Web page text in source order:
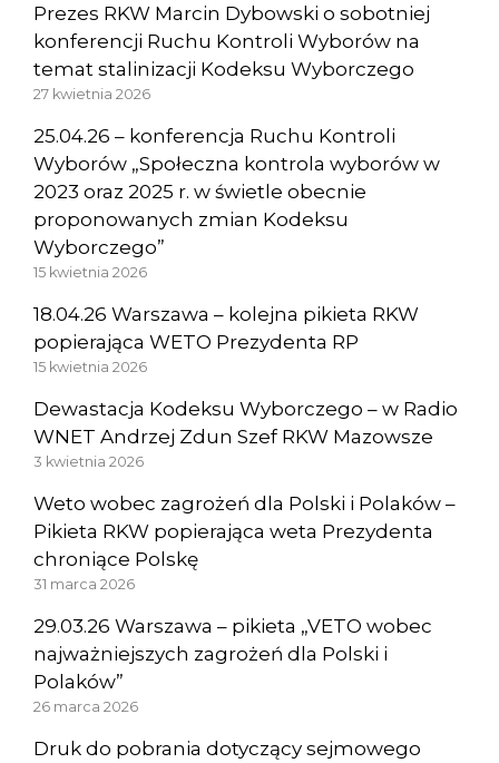
Prezes RKW Marcin Dybowski o sobotniej
konferencji Ruchu Kontroli Wyborów na
temat stalinizacji Kodeksu Wyborczego
27 kwietnia 2026
25.04.26 – konferencja Ruchu Kontroli
Wyborów „Społeczna kontrola wyborów w
2023 oraz 2025 r. w świetle obecnie
proponowanych zmian Kodeksu
Wyborczego”
15 kwietnia 2026
18.04.26 Warszawa – kolejna pikieta RKW
popierająca WETO Prezydenta RP
15 kwietnia 2026
Dewastacja Kodeksu Wyborczego – w Radio
WNET Andrzej Zdun Szef RKW Mazowsze
3 kwietnia 2026
Weto wobec zagrożeń dla Polski i Polaków –
Pikieta RKW popierająca weta Prezydenta
chroniące Polskę
31 marca 2026
29.03.26 Warszawa – pikieta „VETO wobec
najważniejszych zagrożeń dla Polski i
Polaków”
26 marca 2026
Druk do pobrania dotyczący sejmowego